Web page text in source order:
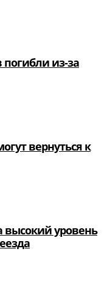
погибли из-за
вернуться к
уровень